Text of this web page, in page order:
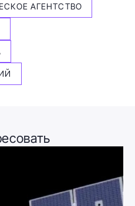
АГЕНТСТВО